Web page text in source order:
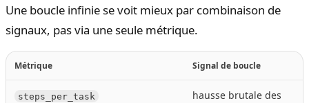
Une boucle infinie se voit mieux par combinaison de
signaux, pas via une seule métrique.
Métrique Signal de boucle
steps_per_task
hausse brutale des